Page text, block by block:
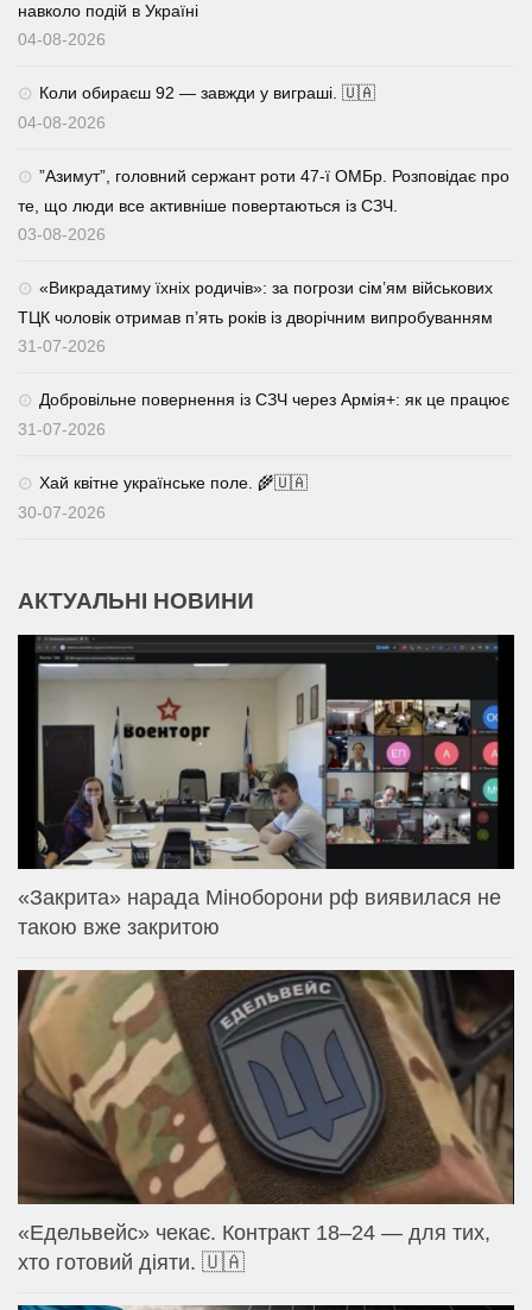
навколо подій в Україні
04-08-2026
Коли обираєш 92 — завжди у виграші. 🇺🇦
04-08-2026
⁨”Азимут”, головний сержант роти 47-ї ОМБр. Розповідає про
те, що люди все активніше повертаються із СЗЧ.
03-08-2026
«Викрадатиму їхніх родичів»: за погрози сім’ям військових
ТЦК чоловік отримав п’ять років із дворічним випробуванням
31-07-2026
Добровільне повернення із СЗЧ через Армія+: як це працює
31-07-2026
Хай квітне українське поле. 🌾🇺🇦
30-07-2026
АКТУАЛЬНІ НОВИНИ
«Закрита» нарада Міноборони рф виявилася не
такою вже закритою
«Едельвейс» чекає. Контракт 18–24 — для тих,
хто готовий діяти. 🇺🇦